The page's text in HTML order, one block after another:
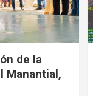
de la
Manantial,